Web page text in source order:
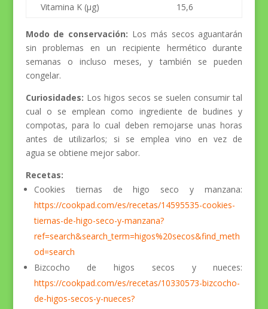
Vitamina K (µg)
15,6
Modo de conservación: Los más secos aguantarán
sin problemas en un recipiente hermético durante
semanas o incluso meses, y también se pueden
congelar.
Curiosidades: Los higos secos se suelen consumir tal
cual o se emplean como ingrediente de budines y
compotas, para lo cual deben remojarse unas horas
antes de utilizarlos; si se emplea vino en vez de
agua se obtiene mejor sabor.
Recetas:
Cookies tiernas de higo seco y manzana:
https://cookpad.com/es/recetas/14595535-cookies-
tiernas-de-higo-seco-y-manzana?
ref=search&search_term=higos%20secos&find_meth
od=search
Bizcocho de higos secos y nueces:
https://cookpad.com/es/recetas/10330573-bizcocho-
de-higos-secos-y-nueces?